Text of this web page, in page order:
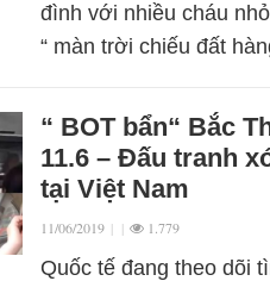
đình với nhiều cháu
“ màn trời chiếu đất
“ BOT bẩn“ Bắc
11.6 – Đấu tranh
tại Việt Nam
11/06/2019 | | 1.779
Quốc tế đang theo dõi